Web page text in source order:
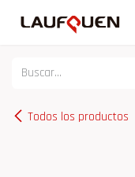
Todos los productos